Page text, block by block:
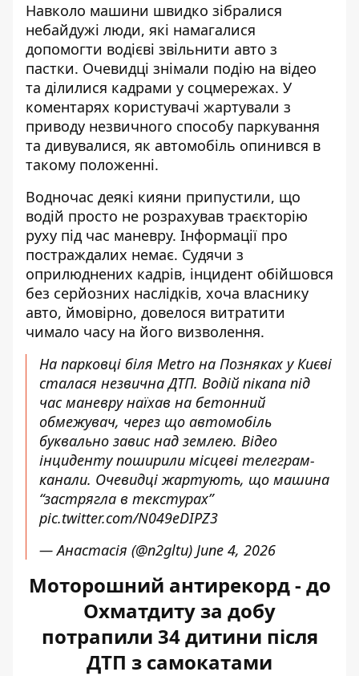
Навколо машини швидко зібралися
небайдужі люди, які намагалися
допомогти водієві звільнити авто з
пастки. Очевидці знімали подію на відео
та ділилися кадрами у соцмережах. У
коментарях користувачі жартували з
приводу незвичного способу паркування
та дивувалися, як автомобіль опинився в
такому положенні.
Водночас деякі кияни припустили, що
водій просто не розрахував траєкторію
руху під час маневру. Інформації про
постраждалих немає. Судячи з
оприлюднених кадрів, інцидент обійшовся
без серйозних наслідків, хоча власнику
авто, ймовірно, довелося витратити
чимало часу на його визволення.
На парковці біля Metro на Позняках у Києві
сталася незвична ДТП. Водій пікапа під
час маневру наїхав на бетонний
обмежувач, через що автомобіль
буквально завис над землею. Відео
інциденту поширили місцеві телеграм-
канали. Очевидці жартують, що машина
“застрягла в текстурах”
pic.twitter.com/N049eDIPZ3
— Анастасія (@n2gltu) June 4, 2026
Моторошний антирекорд - до
Охматдиту за добу
потрапили 34 дитини після
ДТП з самокатами